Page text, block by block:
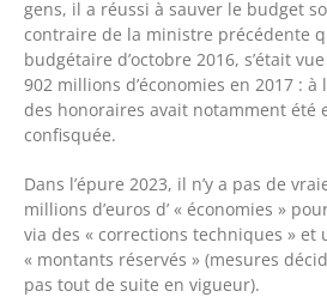
gens, il a réussi à sauver le budget
contraire de la ministre précédente
budgétaire d’octobre 2016, s’était
902 millions d’économies en 2017 : à
des honoraires avait notamment été
confisquée.
Dans l’épure 2023, il n’y a pas de
millions d’euros d’ « économies »
via des « corrections techniques » et
« montants réservés » (mesures
pas tout de suite en vigueur).